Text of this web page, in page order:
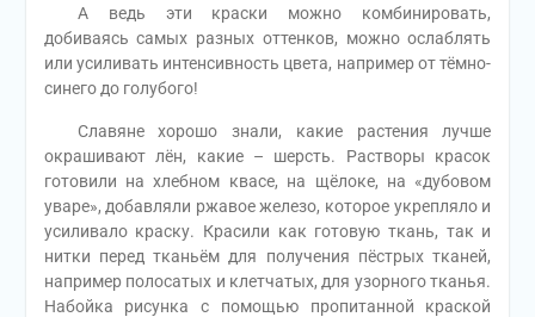
А ведь эти краски можно комбинировать,
добиваясь самых разных оттенков, можно ослаблять
или усиливать интенсивность цвета, например от тёмно-
синего до голубого!
Славяне хорошо знали, какие растения лучше
окрашивают лён, какие – шерсть. Растворы красок
готовили на хлебном квасе, на щёлоке, на «дубовом
уваре», добавляли ржавое железо, которое укрепляло и
усиливало краску. Красили как готовую ткань, так и
нитки перед тканьём для получения пёстрых тканей,
например полосатых и клетчатых, для узорного тканья.
Набойка рисунка с помощью пропитанной краской